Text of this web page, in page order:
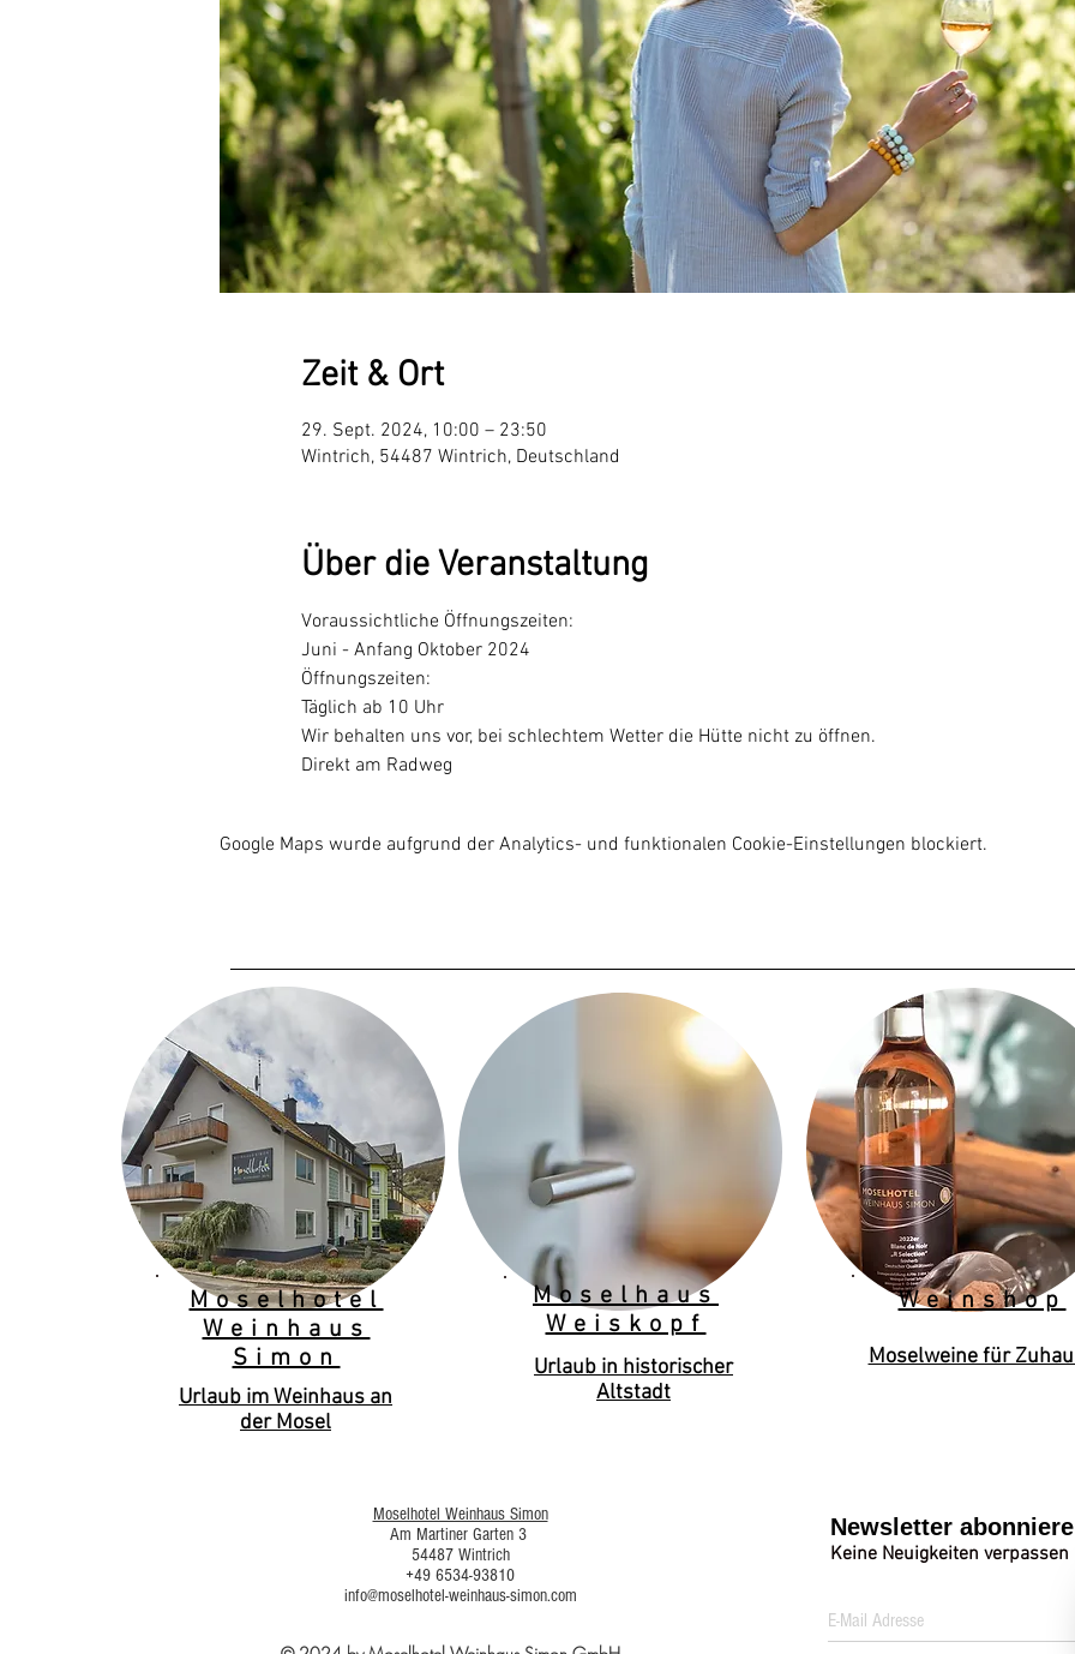
Zeit & Ort
29. Sept. 2024, 10:00 – 23:50
Wintrich, 54487 Wintrich, Deutschland
Über die Veranstaltung
Voraussichtliche Öffnungszeiten:
Juni - Anfang Oktober 2024
Öffnungszeiten:
Täglich ab 10 Uhr
Wir behalten uns vor, bei schlechtem Wetter die Hütte nicht zu öffnen.
Direkt am Radweg
Google Maps wurde aufgrund der Analytics- und funktionalen Cookie-Einstellungen blockiert.
Moselhotel
Weinhaus
Simon
Urlaub im Weinhaus an
der Mosel
Moselhaus
Weiskopf
Urlaub in historischer
Altstadt
Weinshop
Moselweine für
Moselhotel Weinhaus Simon
Am Martiner Garten 3
54487 Wintrich
+49 6534-93810
info@moselhotel-weinhaus-simon.com
Newsletter
Keine Neuigkeiten verpassen